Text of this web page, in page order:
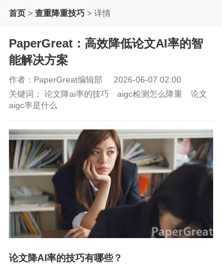
首页 > 查重降重技巧 > 详情
PaperGreat：高效降低论文AI率的智
能解决方案
作者：PaperGreat编辑部
2026-06-07 02:00
关键词： 论文降ai率的技巧 aigc检测怎么降重
论文
aigc率是什么
论文降AI率的技巧有哪些？